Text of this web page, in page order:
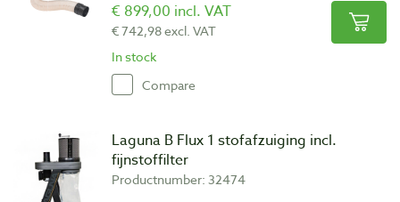
€ 899,00 incl. VAT
€ 742,98 excl. VAT
In stock
Compare
Laguna B Flux 1 stofafzuiging incl.
fijnstoffilter
Productnumber: 32474